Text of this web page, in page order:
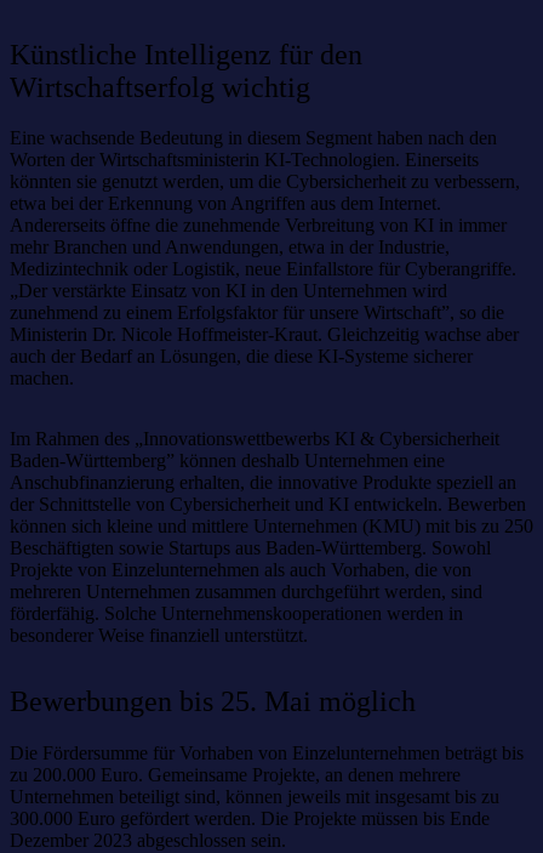
Künstliche Intelligenz für den
Wirtschaftserfolg wichtig
Eine wachsende Bedeutung in diesem Segment haben nach den
Worten der Wirtschaftsministerin KI-Technologien. Einerseits
könnten sie genutzt werden, um die Cybersicherheit zu verbessern,
etwa bei der Erkennung von Angriffen aus dem Internet.
Andererseits öffne die zunehmende Verbreitung von KI in immer
mehr Branchen und Anwendungen, etwa in der Industrie,
Medizintechnik oder Logistik, neue Einfallstore für Cyberangriffe.
„Der verstärkte Einsatz von KI in den Unternehmen wird
zunehmend zu einem Erfolgsfaktor für unsere Wirtschaft”, so die
Ministerin Dr. Nicole Hoffmeister-Kraut. Gleichzeitig wachse aber
auch der Bedarf an Lösungen, die diese KI-Systeme sicherer
machen.
Im Rahmen des „Innovationswettbewerbs KI & Cybersicherheit
Baden-Württemberg” können deshalb Unternehmen eine
Anschubfinanzierung erhalten, die innovative Produkte speziell an
der Schnittstelle von Cybersicherheit und KI entwickeln. Bewerben
können sich kleine und mittlere Unternehmen (KMU) mit bis zu 250
Beschäftigten sowie Startups aus Baden-Württemberg. Sowohl
Projekte von Einzelunternehmen als auch Vorhaben, die von
mehreren Unternehmen zusammen durchgeführt werden, sind
förderfähig. Solche Unternehmenskooperationen werden in
besonderer Weise finanziell unterstützt.
Bewerbungen bis 25. Mai möglich
Die Fördersumme für Vorhaben von Einzelunternehmen beträgt bis
zu 200.000 Euro. Gemeinsame Projekte, an denen mehrere
Unternehmen beteiligt sind, können jeweils mit insgesamt bis zu
300.000 Euro gefördert werden. Die Projekte müssen bis Ende
Dezember 2023 abgeschlossen sein.